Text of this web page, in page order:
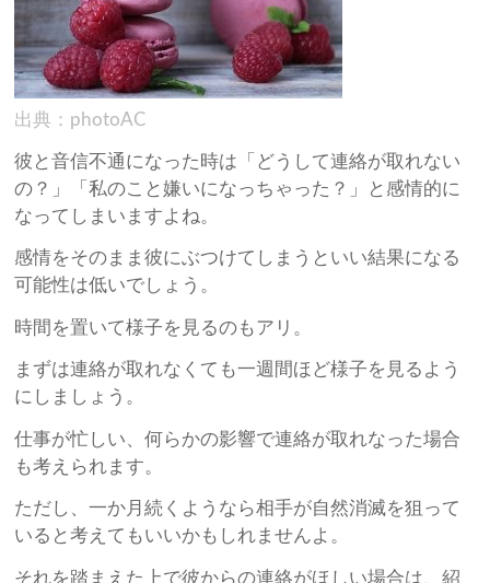
出典：photoAC
彼と音信不通になった時は「どうして連絡が取れない
の？」「私のこと嫌いになっちゃった？」と感情的に
なってしまいますよね。
感情をそのまま彼にぶつけてしまうといい結果になる
可能性は低いでしょう。
時間を置いて様子を見るのもアリ。
まずは連絡が取れなくても一週間ほど様子を見るよう
にしましょう。
仕事が忙しい、何らかの影響で連絡が取れなった場合
も考えられます。
ただし、一か月続くようなら相手が自然消滅を狙って
いると考えてもいいかもしれませんよ。
それを踏まえた上で彼からの連絡がほしい場合は、紹